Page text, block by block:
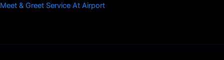
Meet & Greet Service At Airport